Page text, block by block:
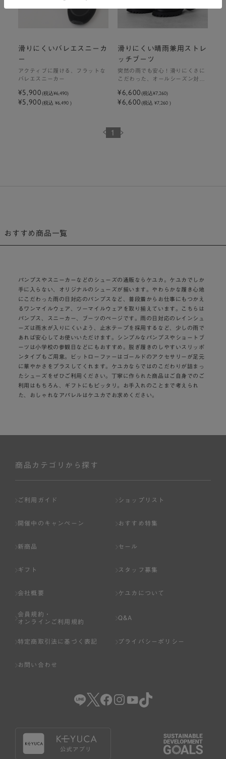
滑りにくいバレエスニーカ
ー
アクティブに履ける、フラットな
バレエスニーカー
¥5,900(税込¥6,490)
¥5,900(税込 ¥6,490 )
滑りにくい晴雨兼用ストレ
ッチブーツ
突然の雨でも安心！滑りにくさに
こだわった、オールシーズン対応
¥6,600(税込¥7,260)
¥6,600(税込 ¥7,260 )
1
おすすめ商品一覧
パンプスやスニーカーなどのシューズの通販ならケユカ。ケユカでしか
手に入らない、オリジナルのシューズが揃います。やわらかな履き心地
にこだわった雨の日対応のパンプスなど、普段着からお仕事にもつかえ
るワンマイルウェア、ツーマイルウェアを取り揃えています。こちらは
パンプス、スニーカー、ブーツのページです。雨の日対応のレインシュ
ーズは雨水が入りにくいよう、止水テープを採用するなど、少しの雨で
あれば安心してお使いいただけます。シンプルなパンプスやショートブ
ーツは小学校の参観日などにもおすすめ。脱ぎ履きのしやすいスリッポ
ンタイプもご用意。ビットローファーはゴールドのアクセサリーが足元
に華やかさをプラスしてくれます。ケユカならではのこだわりが詰まっ
たシューズをぜひご利用ください。丁寧に作られた商品はご自身でのご
利用はもちろん、ギフトにもピッタリ。お手入れのことまで考えられ
た、おしゃれなアパレルはケユカでお求めください。
商品カテゴリから探す
ご利用ガイド ショップリスト
開催中のキャンペーン おすすめ特集
新商品 セール
ギフト スタッフ募集
会社概要 ケユカについて
会員規約・
オンラインご利用規約
Q&A
特定商取引法に基づく表記 プライバシーポリシー
お問い合わせ